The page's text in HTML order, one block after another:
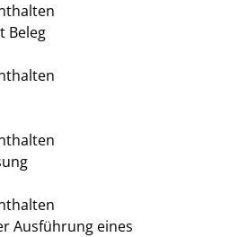
Beleg
Ausführung eines